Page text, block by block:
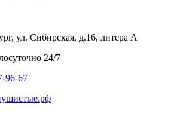
ул. Сибирская, д.16, литера А
24/7
96-67